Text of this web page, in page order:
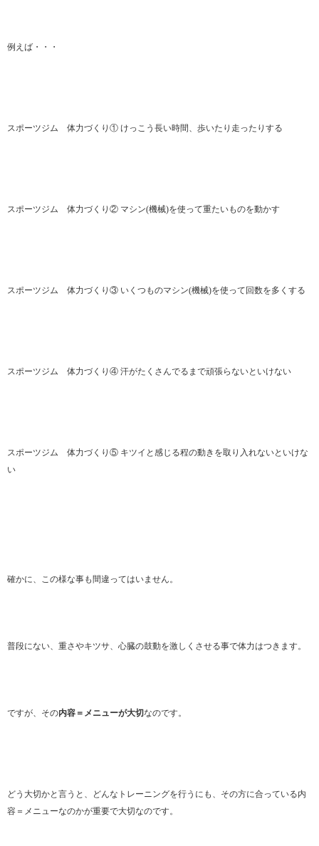
例えば・・・
スポーツジム 体力づくり① けっこう長い時間、歩いたり走ったりする
スポーツジム 体力づくり② マシン(機械)を使って重たいものを動かす
スポーツジム 体力づくり③ いくつものマシン(機械)を使って回数を多くする
スポーツジム 体力づくり④ 汗がたくさんでるまで頑張らないといけない
スポーツジム 体力づくり⑤ キツイと感じる程の動きを取り入れないといけな
い
確かに、この様な事も間違ってはいません。
普段にない、重さやキツサ、心臓の鼓動を激しくさせる事で体力はつきます。
ですが、その内容＝メニューが大切なのです。
どう大切かと言うと、どんなトレーニングを行うにも、その方に合っている内
容＝メニューなのかが重要で大切なのです。